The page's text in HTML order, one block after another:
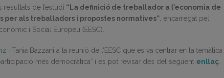
resultats de l’estudi “La definició de treballador a l’economia de
per als treballadors i propostes normatives” , encarregat pel
i Social Europeu (EESC).
i Tania Bazzani a la reunió de l’EESC que es va centrar en la temàtica
més democràtica” i es pot revisar des del següent enllaç